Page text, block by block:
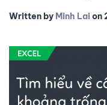
Written by Minh Laion